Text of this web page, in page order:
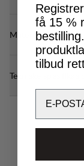
Materialer
Tekniske
få 15 %
tilbud